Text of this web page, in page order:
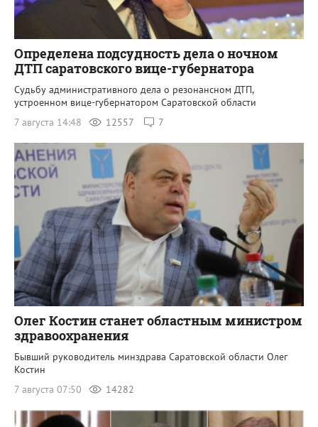
Определена подсудность дела о ночном
ДТП саратовского вице-губернатора
Судьбу административного дела о резонансном ДТП,
устроенном вице-губернатором Саратовской области
7 августа 14:48
12557 7
Олег Костин станет областным министром
здравоохранения
Бывший руководитель минздрава Саратовской области Олег
Костин
7 августа 07:50
14282